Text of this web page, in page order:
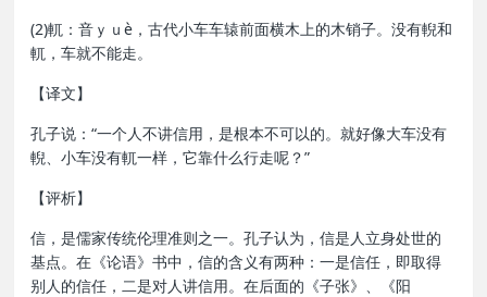
(2)軏：音ｙｕè，古代小车车辕前面横木上的木销子。没有輗和
軏，车就不能走。
【译文】
孔子说：“一个人不讲信用，是根本不可以的。就好像大车没有
輗、小车没有軏一样，它靠什么行走呢？”
【评析】
信，是儒家传统伦理准则之一。孔子认为，信是人立身处世的
基点。在《论语》书中，信的含义有两种：一是信任，即取得
别人的信任，二是对人讲信用。在后面的《子张》、《阳